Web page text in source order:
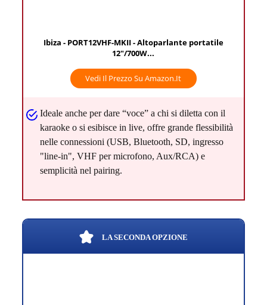
Ibiza - PORT12VHF-MKII - Altoparlante portatile
12"/700W...
Vedi Il Prezzo Su Amazon.it
Ideale anche per dare “voce” a chi si diletta con il
karaoke o si esibisce in live, offre grande flessibilità
nelle connessioni (USB, Bluetooth, SD, ingresso
"line-in", VHF per microfono, Aux/RCA) e
semplicità nel pairing.
LA SECONDA OPZIONE